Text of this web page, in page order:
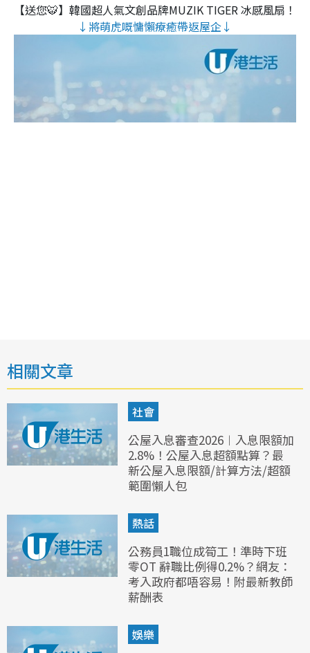
【送您🐯】韓國超人氣文創品牌MUZIK TIGER 冰感風扇！
↓將萌虎嘅慵懶療癒帶返屋企↓
相關文章
社會
公屋入息審查2026︱入息限額加
2.8%！公屋入息超額點算？最
新公屋入息限額/計算方法/超額
範圍懶人包
熱話
公務員1職位成筍工！準時下班
零OT 辭職比例得0.2%？網友：
考入政府都唔容易！附最新教師
薪酬表
娛樂